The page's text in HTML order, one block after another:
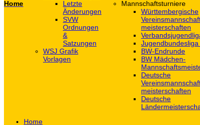
Home
Letzte
Änderungen
SVW
Ordnungen
&
Satzungen
WSJ Grafik
Vorlagen
Mannschaftsturniere
Württembergische
meisterschaften
Jugendbundesliga
BW-Endrunde
BW Mädchen-
Deutsche
meisterschaften
Deutsche
Home